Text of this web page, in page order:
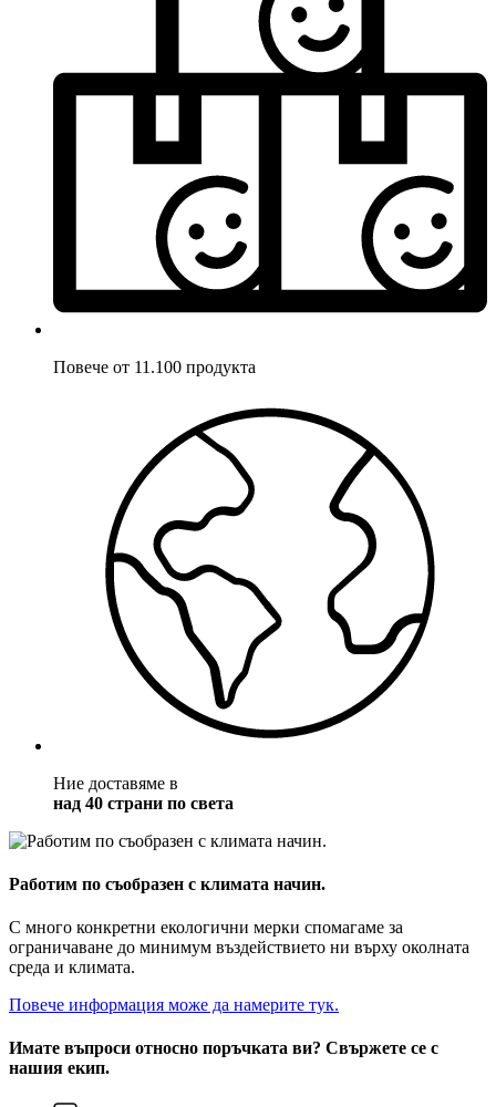
Повече от 11.100 продукта
Ние доставяме в
над 40 страни по света
Работим по съобразен с климата начин.
С много конкретни екологични мерки спомагаме за
ограничаване до минимум въздействието ни върху околната
среда и климата.
Повече информация може да намерите тук.
Имате въпроси относно поръчката ви? Свържете се с
нашия екип.